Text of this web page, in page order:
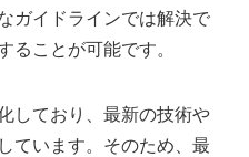
ガイドラインでは解決で
ることが可能です。
しており、最新の技術や
ています。そのため、最